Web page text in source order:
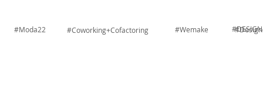
#Moda22 #Coworking+Cofactoring #Wemake